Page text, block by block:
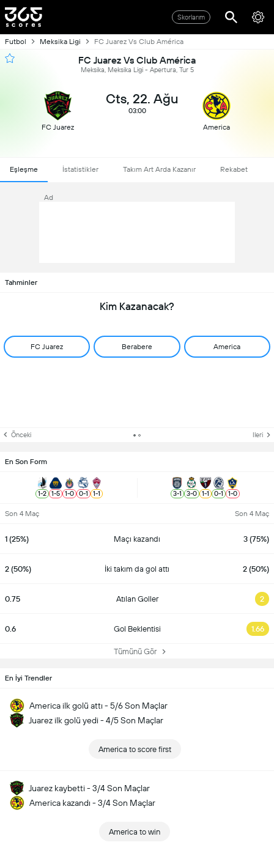
Skorlarım
Futbol Meksika Ligi FC Juarez Vs Club América
FC Juarez Vs Club América
Meksika, Meksika Ligi - Apertura, Tur 5
FC Juarez
Cts, 22. Ağu
03:00
America
Eşleşme İstatistikler Takım Art Arda Kazanır Rekabet
Ad
Tahminler
Kim Kazanacak?
FC Juarez Berabere America
Önceki Ileri
En Son Form
1-2 1-5 1-0 0-1 1-1 3-1 3-0 1-1 0-1 1-0
Son 4 Maç Son 4 Maç
1 (25%) Maçı kazandı 3 (75%)
2 (50%) İki takım da gol attı 2 (50%)
0.75 Atılan Goller 2
0.6 Gol Beklentisi 1.66
Tümünü Gör
En İyi Trendler
America ilk golü attı - 5/6 Son Maçlar
Juarez ilk golü yedi - 4/5 Son Maçlar
America to score first
Juarez kaybetti - 3/4 Son Maçlar
America kazandı - 3/4 Son Maçlar
America to win